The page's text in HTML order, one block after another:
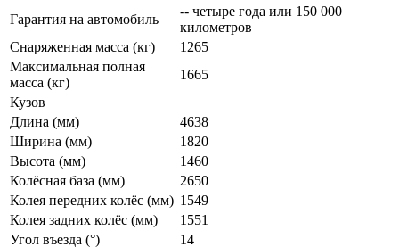
Гарантия на автомобиль
-- четыре года или 150 000
километров
Снаряженная масса (кг)
1265
Максимальная полная
масса (кг)
1665
Кузов
Длина (мм)
4638
Ширина (мм)
1820
Высота (мм)
1460
Колёсная база (мм)
2650
Колея передних колёс (мм) 1549
Колея задних колёс (мм)
1551
Угол въезда (°)
14